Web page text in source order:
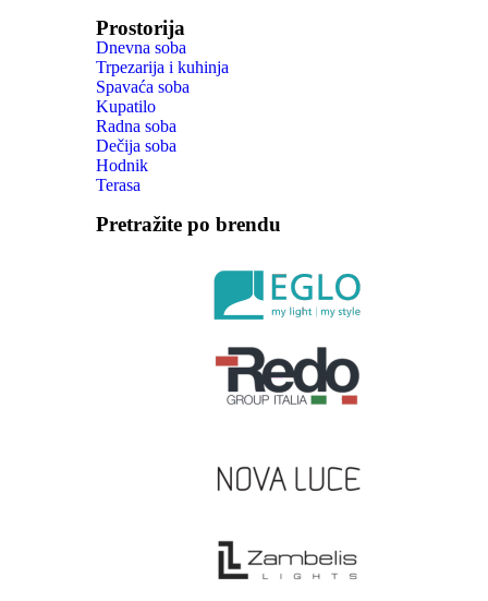
Prostorija
Dnevna soba
Trpezarija i kuhinja
Spavaća soba
Kupatilo
Radna soba
Dečija soba
Hodnik
Terasa
Pretražite po brendu